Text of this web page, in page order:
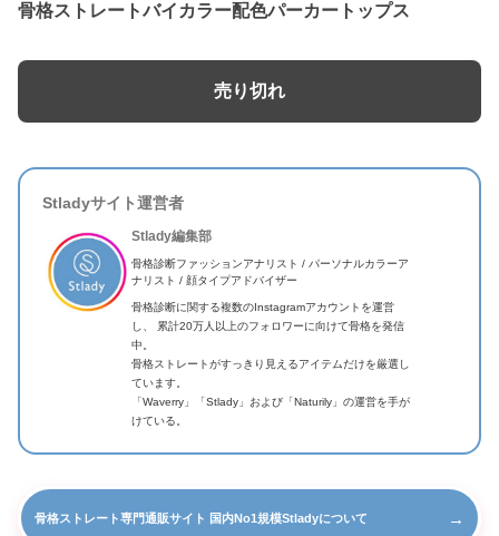
骨格ストレートバイカラー配色パーカートップス
売り切れ
Stladyサイト運営者
Stlady編集部
骨格診断ファッションアナリスト / パーソナルカラーア
ナリスト / 顔タイプアドバイザー
骨格診断に関する複数のInstagramアカウントを運営
し、 累計20万人以上のフォロワーに向けて骨格を発信
中。
骨格ストレートがすっきり見えるアイテムだけを厳選し
ています。
「Waverry」「Stlady」および「Naturily」の運営を手が
けている。
骨格ストレート専門通販サイト 国内No1規模Stladyについて →